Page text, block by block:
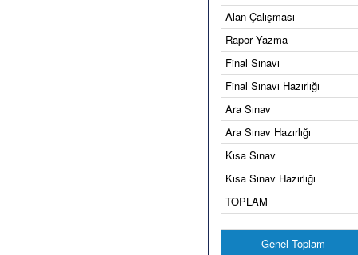
Alan Çalışması
Rapor Yazma
Final Sınavı
Final Sınavı Hazırlığı
Ara Sınav
Ara Sınav Hazırlığı
Kısa Sınav
Kısa Sınav Hazırlığı
TOPLAM
Genel Toplam